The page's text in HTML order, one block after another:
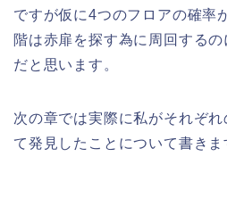
ですが仮に4つのフロアの確率
階は赤扉を探す為に周回する
だと思います。
次の章では実際に私がそれぞ
て発見したことについて書きま